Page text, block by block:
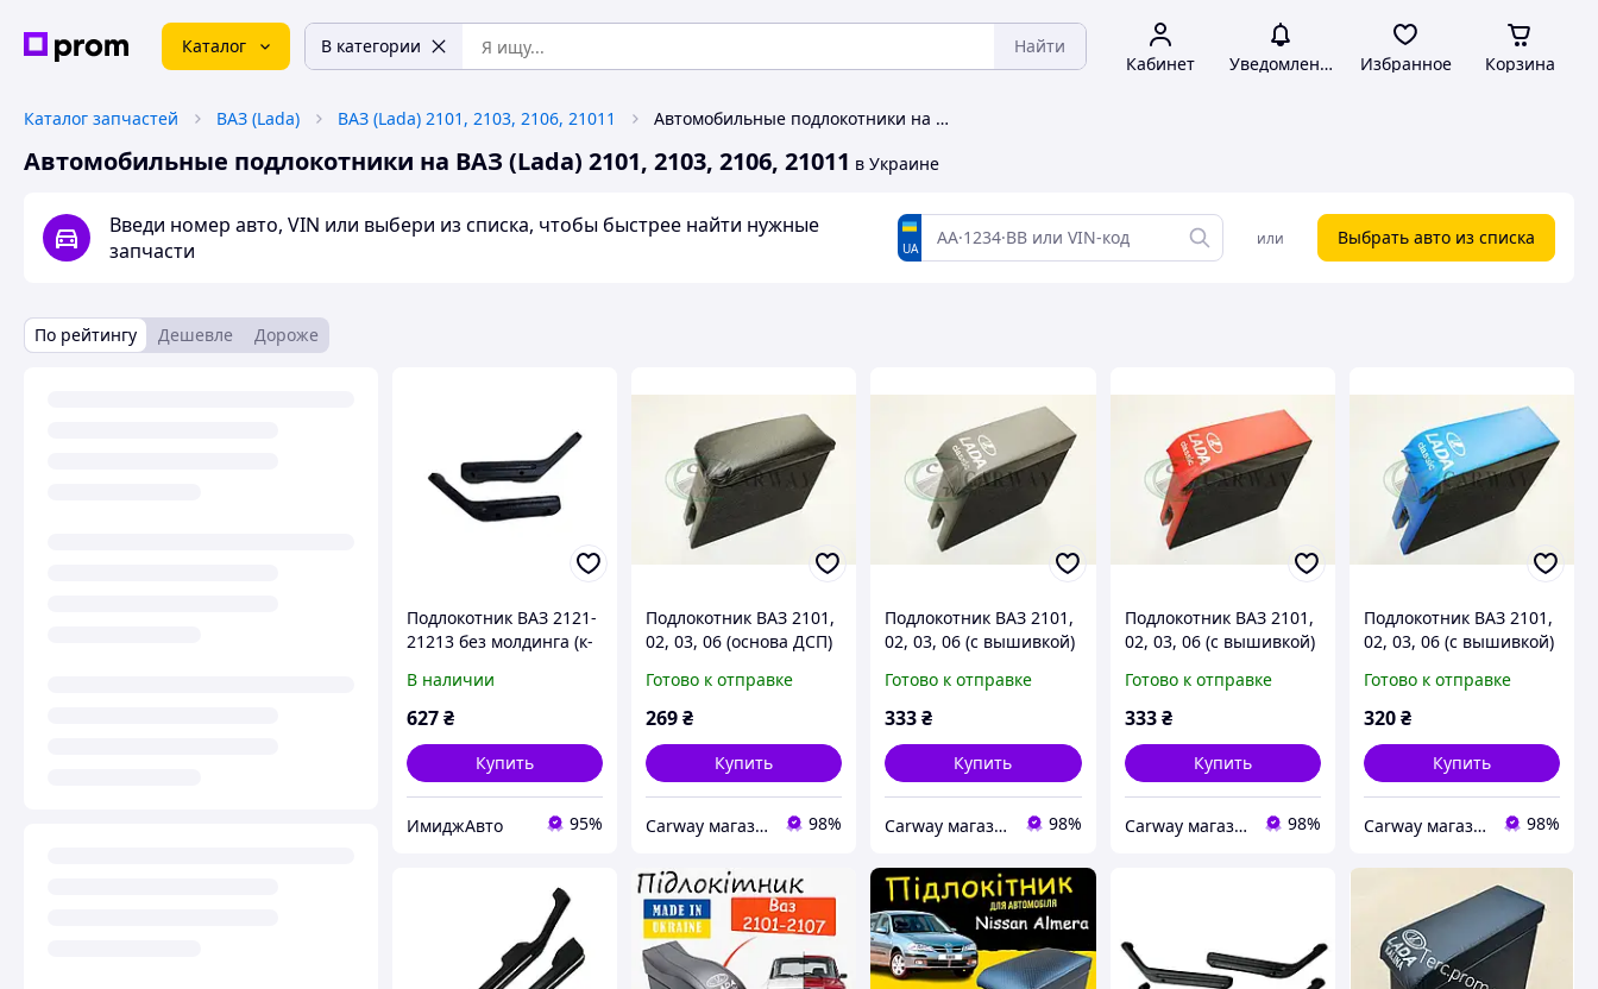
Каталог В категории Найти
Кабинет Уведомления Избранное Корзина
Каталог запчастей ВАЗ (Lada) ВАЗ (Lada) 2101, 2103, 2106, 21011 Автомобильные подлокотники на ВАЗ (Lada) 2101, 2103, 2106, 21011
Автомобильные подлокотники на ВАЗ (Lada) 2101, 2103, 2106, 21011 в Украине
Введи номер авто, VIN или выбери из списка, чтобы быстрее найти нужные
запчасти
UA или Выбрать авто из списка
По рейтингу Дешевле Дороже
Подлокотник ВАЗ 2121-
21213 без молдинга (к-
В наличии
627₴
Купить
ИмиджАвто 95%
Подлокотник ВАЗ 2101,
02, 03, 06 (основа ДСП)
Готово к отправке
269₴
Купить
Сarway магазин автозапчастей 98%
Подлокотник ВАЗ 2101,
02, 03, 06 (с вышивкой)
Готово к отправке
333₴
Купить
Сarway магазин автозапчастей 98%
Подлокотник ВАЗ 2101,
02, 03, 06 (с вышивкой)
Готово к отправке
333 ₴
Купить
Сarway магазин автозапчастей 98%
Подлокотник ВАЗ 2101,
02, 03, 06 (с вышивкой)
Готово к отправке
320₴
Купить
Сarway магазин автозапчастей 98%